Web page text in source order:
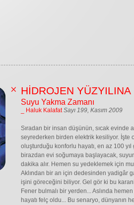
HİDROJEN YÜZYILINA
Suyu Yakma Zamanı
_ Haluk Kalafat Sayı 199, Kasım 2009
Sıradan bir insan düşünün, sıcak evinde
seyrederken birden elektrik kesiliyor. İşte
oluşturduğu konforlu hayatı, en az 100
birazdan evi soğumaya başlayacak,
dakika alır. Hemen su yedeklemek için
Aklından bir an için dedesinden yadigâr
işini göreceğini biliyor. Gel gör ki bu
Fener bulmalı bir yerden... Aslında
hayatı felç oldu... Bu senaryo, dünyanın